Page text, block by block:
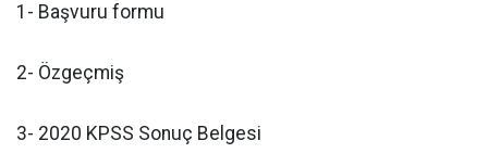
1- Başvuru formu
2- Özgeçmiş
3- 2020 KPSS Sonuç Belgesi